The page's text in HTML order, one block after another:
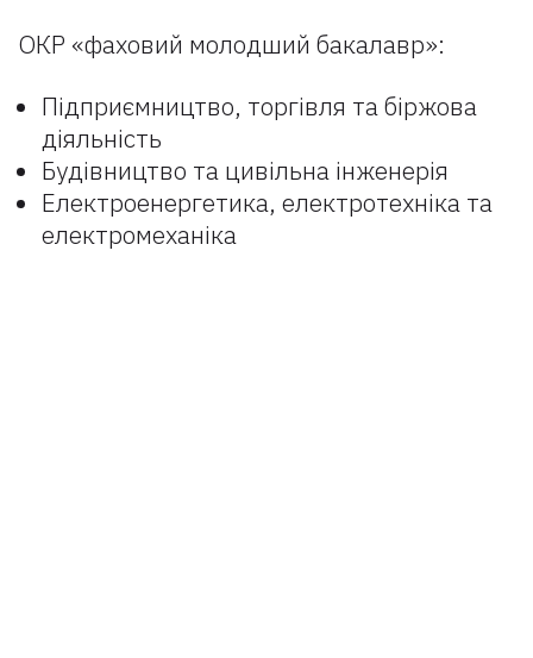
ОКР «фаховий молодший бакалавр»:
Підприємництво, торгівля та біржова
діяльність
Будівництво та цивільна інженерія
Електроенергетика, електротехнiка та
електромеханiка